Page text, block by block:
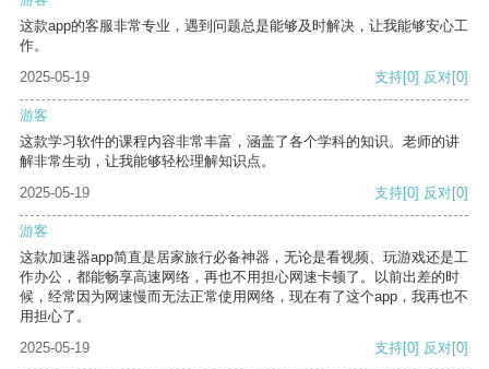
这款app的客服非常专业，遇到问题总是能够及时解决，让我能够安心工
作。
2025-05-19
支持[0] 反对[0]
游客
这款学习软件的课程内容非常丰富，涵盖了各个学科的知识。老师的讲
解非常生动，让我能够轻松理解知识点。
2025-05-19
支持[0] 反对[0]
游客
这款加速器app简直是居家旅行必备神器，无论是看视频、玩游戏还是工
作办公，都能畅享高速网络，再也不用担心网速卡顿了。以前出差的时
候，经常因为网速慢而无法正常使用网络，现在有了这个app，我再也不
用担心了。
2025-05-19
支持[0] 反对[0]